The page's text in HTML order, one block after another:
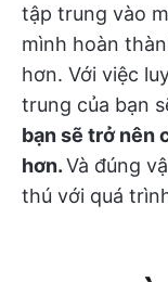
tập trung vào
mình hoàn
hơn. Với việc
trung của bạn
bạn sẽ trở nên
hơn.Và đúng
thú với quá